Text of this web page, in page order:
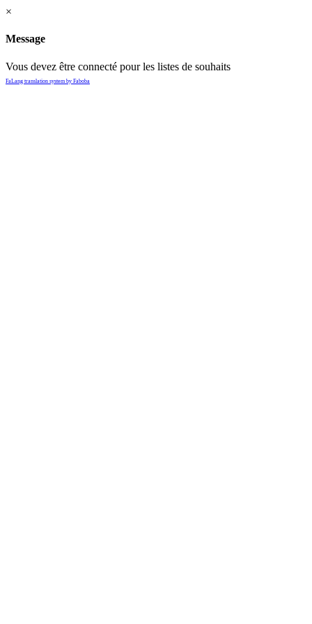
×
Message
Vous devez être connecté pour les listes de souhaits
FaLang translation system by Faboba